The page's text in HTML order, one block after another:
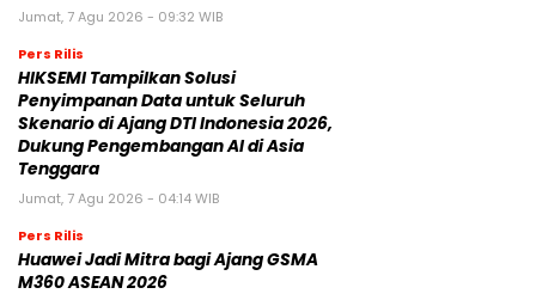
Jumat, 7 Agu 2026 - 09:32 WIB
Pers Rilis
HIKSEMI Tampilkan Solusi
Penyimpanan Data untuk Seluruh
Skenario di Ajang DTI Indonesia 2026,
Dukung Pengembangan AI di Asia
Tenggara
Jumat, 7 Agu 2026 - 04:14 WIB
Pers Rilis
Huawei Jadi Mitra bagi Ajang GSMA
M360 ASEAN 2026